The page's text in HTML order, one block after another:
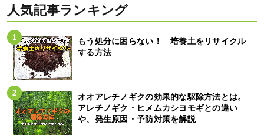
人気記事ランキング
もう処分に困らない！ 培養土をリサイクル
する方法
オオアレチノギクの効果的な駆除方法とは。
アレチノギク・ヒメムカシヨモギとの違い
や、発生原因・予防対策を解説